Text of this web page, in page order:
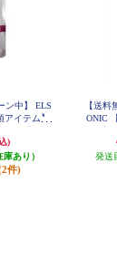
ン中】 ELS
イテム】
)
あり）
件)
【送料
ONIC
発送